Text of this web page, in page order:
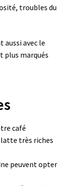
troubles du
aussi avec le
plus marqués
café
très riches
peuvent opter